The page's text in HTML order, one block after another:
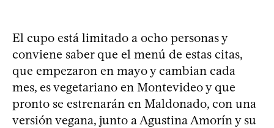
El cupo está limitado a ocho personas y
conviene saber que el menú de estas citas,
que empezaron en mayo y cambian cada
mes, es vegetariano en Montevideo y que
pronto se estrenarán en Maldonado, con una
versión vegana, junto a Agustina Amorín y su